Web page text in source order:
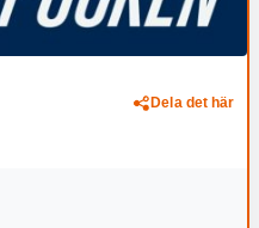
Dela det här